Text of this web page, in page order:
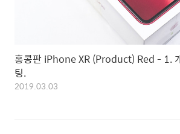
홍콩판 iPhone XR (Product) Red - 1.
팅.
2019.03.03